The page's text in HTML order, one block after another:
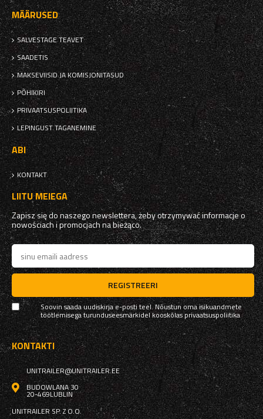
MÄÄRUSED
SALVESTAGE TEAVET
SAADETIS
MAKSEVIISID JA KOMISJONITASUD
PÕHIKIRI
PRIVAATSUSPOLIITIKA
LEPINGUST TAGANEMINE
ABI
KONTAKT
LIITU MEIEGA
Zapisz się do naszego newslettera, żeby otrzymywać informacje o
nowościach i promocjach na bieżąco.
REGISTREERI
Soovin saada uudiskirja e-posti teel. Nõustun oma isikuandmete
töötlemisega turunduseesmärkidel kooskõlasprivaatsuspoliitika
KONTAKTI
UNITRAILER@UNITRAILER.EE
BUDOWLANA 30
20-469LUBLIN
UNITRAILER SP. Z O.O.